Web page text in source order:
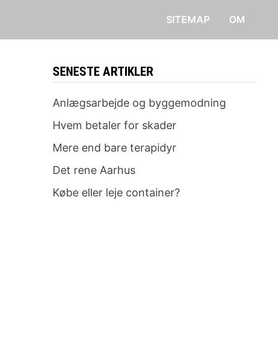
SITEMAP OM
SENESTE ARTIKLER
Anlægsarbejde og byggemodning
Hvem betaler for skader
Mere end bare terapidyr
Det rene Aarhus
Købe eller leje container?